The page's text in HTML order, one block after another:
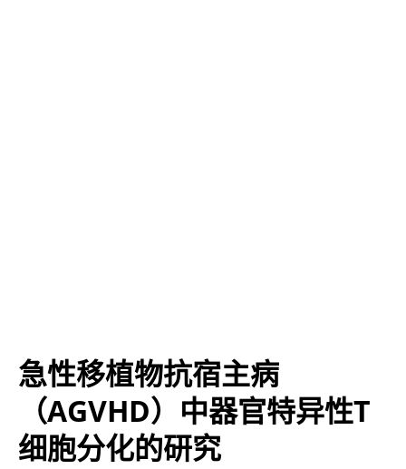
急性移植物抗宿主病
（AGVHD）中器官特异性T
细胞分化的研究